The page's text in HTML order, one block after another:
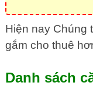
Hiện nay Chúng
gắm cho thuê
Danh sách